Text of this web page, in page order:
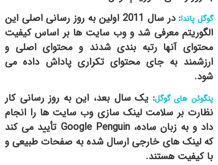
گوگل پاندا
: در سال 2011 اولین به روز رسانی اصلی این
الگوریتم معرفی شد و وب سایت ها بر اساس کیفیت
محتوای آنها رتبه بندی شدند و محتوای اصلی و
ارزشمند به جای محتوای تکراری پاداش داده می
شود.
پنگوئن های گوگل: یک سال بعد، این به روز رسانی کار
نظارت بر سلامت لینک سازی وب سایت ها را انجام
داد و به زبان ساده، Google Penguin تأیید می کند
که لینک های خارجی ارسال شده به صفحات طبیعی و
با کیفیت هستند.